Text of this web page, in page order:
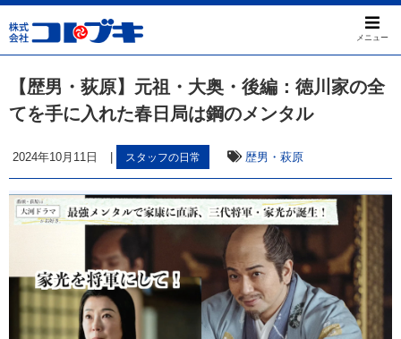
メニュー
【歴男・荻原】元祖・大奥・後編：徳川家の全
てを手に入れた春日局は鋼のメンタル
2024年10月11日 スタッフの日常 歴男・萩原